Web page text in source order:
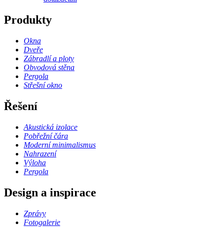
Produkty
Okna
Dveře
Zábradlí a ploty
Obvodová stěna
Pergola
Střešní okno
Řešení
Akustická izolace
Pobřežní čára
Moderní minimalismus
Nahrazení
Výloha
Pergola
Design a inspirace
Zprávy
Fotogalerie